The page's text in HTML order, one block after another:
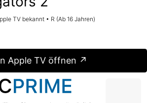
TV bekannt • R (Ab 16 Jahren)
Apple TV öffnen ↗